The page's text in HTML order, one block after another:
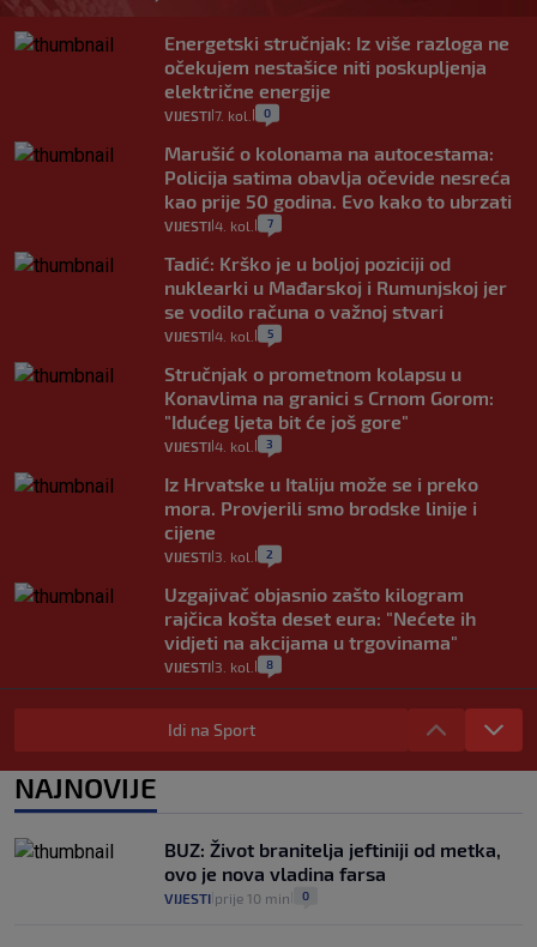
Energetski stručnjak: Iz više razloga ne
očekujem nestašice niti poskupljenja
električne energije
VIJESTI 7. kol. 0
Marušić o kolonama na autocestama:
Policija satima obavlja očevide nesreća
kao prije 50 godina. Evo kako to ubrzati
VIJESTI 4. kol. 7
Tadić: Krško je u boljoj poziciji od
nuklearki u Mađarskoj i Rumunjskoj jer
se vodilo računa o važnoj stvari
VIJESTI 4. kol. 5
Stručnjak o prometnom kolapsu u
Konavlima na granici s Crnom Gorom:
"Idućeg ljeta bit će još gore"
VIJESTI 4. kol. 3
Iz Hrvatske u Italiju može se i preko
mora. Provjerili smo brodske linije i
cijene
VIJESTI 3. kol. 2
Uzgajivač objasnio zašto kilogram
rajčica košta deset eura: "Nećete ih
vidjeti na akcijama u trgovinama"
VIJESTI 3. kol. 8
Selidba je jedno od stresnijih iskustava.
Evo aktualnih cijena i nekoliko savjeta
VIJESTI 2. kol. 0
automobilom na Hvar iz Zagreba, a
koliko iz Osijeka
VIJESTI 2. kol. 14
Idi na Sport
NAJNOVIJE
BUZ: Život branitelja jeftiniji od metka,
ovo je nova vladina farsa
VIJESTI prije 10 min 0